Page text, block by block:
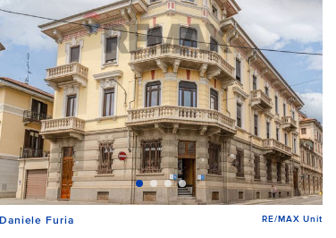
Daniele Furia RE/MAX Unit